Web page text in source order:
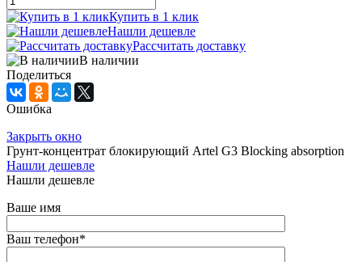
Купить в 1 клик
Нашли дешевле
Рассчитать доставку
В наличии
Поделиться
Ошибка
Закрыть окно
Грунт-концентрат блокирующий Artel G3 Blocking absorption
Нашли дешевле
Нашли дешевле
Ваше имя
Ваш телефон*